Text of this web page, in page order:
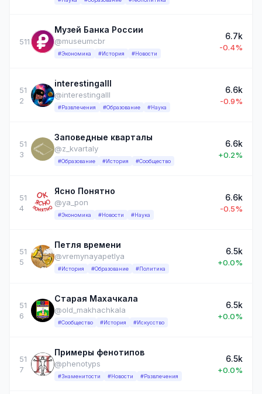
511
Музей Банка России
@museumcbr
#Экономика #История #Новости
6.7k
-0.4%
51
2
interestingalll
@interestingalll
#Развлечения #Образование #Наука
6.6k
-0.9%
51
3
Заповедные кварталы
@z_kvartaly
#Образование #История #Сообщество
6.6k
+0.2%
51
4
Ясно Понятно
@ya_pon
#Экономика #Новости #Наука
6.6k
-0.5%
51
5
Петля времени
@vremynayapetlya
#История #Образование #Политика
6.5k
+0.0%
51
6
Старая Махачкала
@old_makhachkala
#Сообщество #История #Искусство
6.5k
+0.0%
51
7
Примеры фенотипов
@phenotyps
#Знаменитости #Новости #Развлечения
6.5k
+0.0%